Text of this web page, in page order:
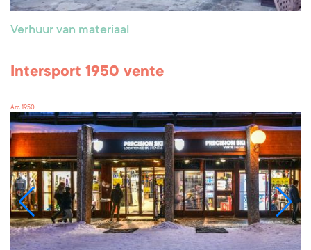
Verhuur van materiaal
Intersport 1950 vente
Arc 1950